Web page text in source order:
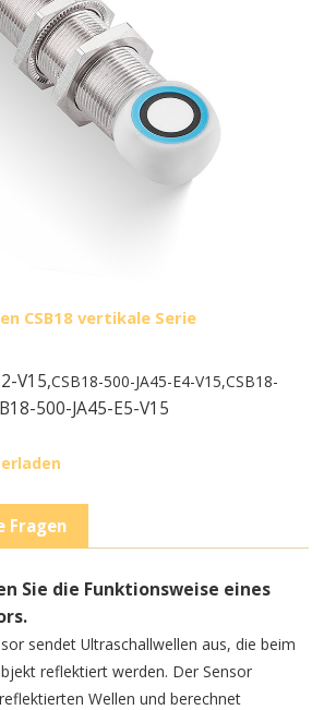
CSB18 vertikale Serie
V15,CSB18-500-JA45-E4-V15,CSB18-
500-JA45-E5-V15
Fragen
Sie die Funktionsweise eines
sendet Ultraschallwellen aus, die beim
reflektiert werden. Der Sensor
Wellen und berechnet